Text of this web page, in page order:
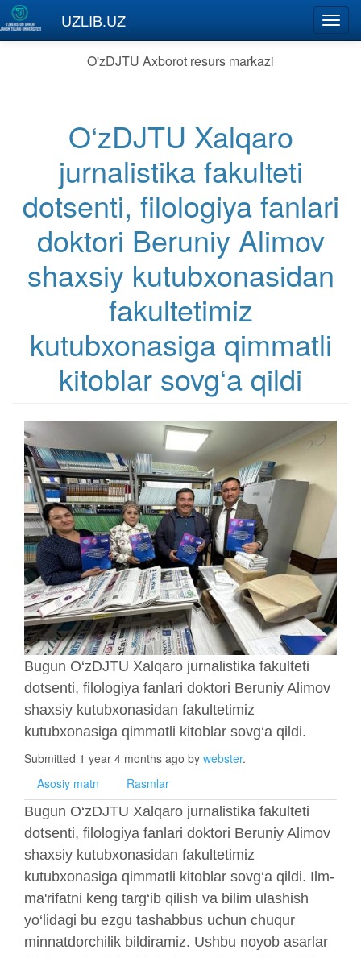
Skip to main content
UZLIB.UZ
O'zDJTU Axborot resurs markazi
O‘zDJTU Xalqaro
jurnalistika fakulteti
dotsenti, filologiya fanlari
doktori Beruniy Alimov
shaxsiy kutubxonasidan
fakultetimiz
kutubxonasiga qimmatli
kitoblar sovg‘a qildi
Bugun O‘zDJTU Xalqaro jurnalistika fakulteti
dotsenti, filologiya fanlari doktori Beruniy Alimov
shaxsiy kutubxonasidan fakultetimiz
kutubxonasiga qimmatli kitoblar sovg‘a qildi.
Submitted 1 year 4 months ago by webster.
Asosiy matn
Rasmlar
Bugun O‘zDJTU Xalqaro jurnalistika fakulteti
dotsenti, filologiya fanlari doktori Beruniy Alimov
shaxsiy kutubxonasidan fakultetimiz
kutubxonasiga qimmatli kitoblar sovg‘a qildi. Ilm-
ma'rifatni keng targ‘ib qilish va bilim ulashish
yo‘lidagi bu ezgu tashabbus uchun chuqur
minnatdorchilik bildiramiz. Ushbu noyob asarlar